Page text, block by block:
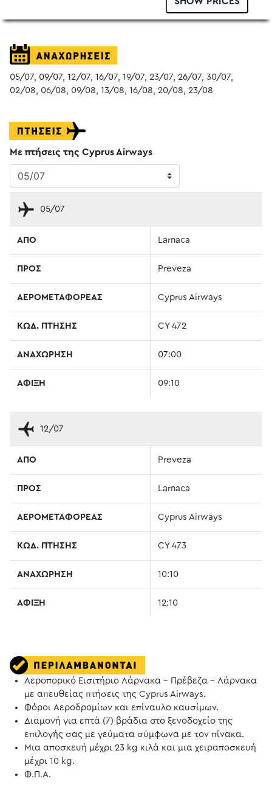
05/07, 09/07, 12/07, 16/07, 19/07, 23/07, 26/07, 30/07,
02/08, 06/08, 09/08, 13/08, 16/08, 20/08, 23/08
Με πτήσεις της Cyprus Airways
05/07
ΑΠΟ Larnaca
ΠΡΟΣ Preveza
ΑΕΡΟΜΕΤΑΦΟΡΕΑΣ Cyprus Airways
ΚΩΔ. ΠΤΗΣΗΣ CY 472
ΑΝΑΧΩΡΗΣΗ 07:00
ΑΦΙΞΗ 09:10
12/07
ΑΠΟ Preveza
ΠΡΟΣ Larnaca
ΑΕΡΟΜΕΤΑΦΟΡΕΑΣ Cyprus Airways
ΚΩΔ. ΠΤΗΣΗΣ CY 473
ΑΝΑΧΩΡΗΣΗ 10:10
ΑΦΙΞΗ 12:10
Αεροπορικό Εισιτήριο Λάρνακα - Πρέβεζα - Λάρνακα
με απευθείας πτήσεις της Cyprus Airways.
Φόροι Αεροδρομίων και επίναυλο καυσίμων.
Διαμονή για επτά (7) βράδια στο ξενοδοχείο της
επιλογής σας με γεύματα σύμφωνα με τον πίνακα.
Μια αποσκευή μέχρι 23 kg κιλά και μια χειραποσκευή
μέχρι 10 kg.
Φ.Π.Α.